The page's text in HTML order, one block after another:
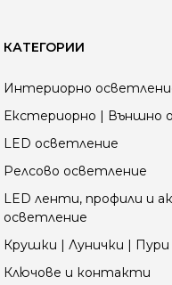
КАТЕГОРИИ
Интериорно
Екстериорно | Външно
LED осветление
Релсово осветление
LED ленти, профили и
осветление
Крушки | Лунички | Пури
Ключове и контакти